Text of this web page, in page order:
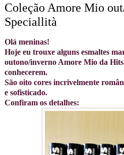
Coleção Amore Mio
Speciallità
Olá meninas!
Hoje eu trouxe alguns esmaltes
outono/inverno Amore Mio da
conhecerem.
São oito cores incrivelmente
e sofisticado.
Confiram os detalhes: